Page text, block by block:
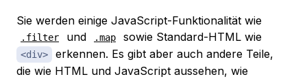
Sie werden einige JavaScript-Funktionalität wie
.filter und .map sowie Standard-HTML wie
<div>
erkennen. Es gibt aber auch andere Teile,
die wie HTML und JavaScript aussehen, wie